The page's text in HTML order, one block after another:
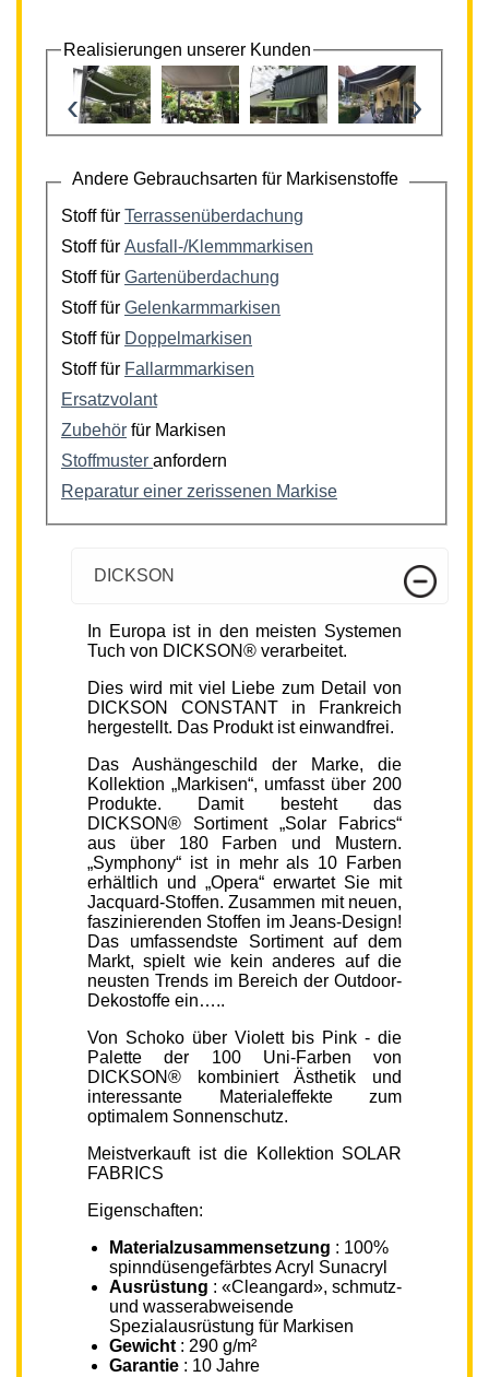
Realisierungen unserer Kunden
‹ ›
Andere Gebrauchsarten für Markisenstoffe
Stoff für Terrassenüberdachung
Stoff für Ausfall-/Klemmmarkisen
Stoff für Gartenüberdachung
Stoff für Gelenkarmmarkisen
Stoff für Doppelmarkisen
Stoff für Fallarmmarkisen
Ersatzvolant
Zubehör für Markisen
Stoffmuster anfordern
Reparatur einer zerissenen Markise
DICKSON
In Europa ist in den meisten Systemen
Tuch von DICKSON® verarbeitet.
Dies wird mit viel Liebe zum Detail von
DICKSON CONSTANT in Frankreich
hergestellt. Das Produkt ist einwandfrei.
Das Aushängeschild der Marke, die
Kollektion „Markisen“, umfasst über 200
Produkte. Damit besteht das
DICKSON® Sortiment „Solar Fabrics“
aus über 180 Farben und Mustern.
„Symphony“ ist in mehr als 10 Farben
erhältlich und „Opera“ erwartet Sie mit
Jacquard-Stoffen. Zusammen mit neuen,
faszinierenden Stoffen im Jeans-Design!
Das umfassendste Sortiment auf dem
Markt, spielt wie kein anderes auf die
neusten Trends im Bereich der Outdoor-
Dekostoffe ein…..
Von Schoko über Violett bis Pink - die
Palette der 100 Uni-Farben von
DICKSON® kombiniert Ästhetik und
interessante Materialeffekte zum
optimalem Sonnenschutz.
Meistverkauft ist die Kollektion SOLAR
FABRICS
Eigenschaften:
Materialzusammensetzung : 100%
spinndüsengefärbtes Acryl Sunacryl
Ausrüstung : «Cleangard», schmutz-
und wasserabweisende
Spezialausrüstung für Markisen
Gewicht : 290 g/m²
Garantie : 10 Jahre